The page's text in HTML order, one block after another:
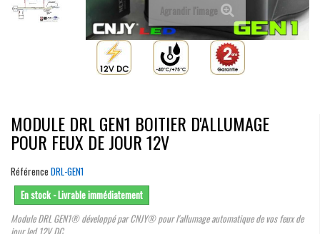
Agrandir l'image
MODULE DRL GEN1 BOITIER D'ALLUMAGE
POUR FEUX DE JOUR 12V
Référence DRL-GEN1
En stock - Livrable immédiatement
Module DRL GEN1® développé par CNJY® pour l'allumage automatique de vos feux de